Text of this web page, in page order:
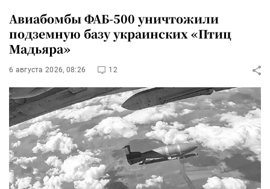
Авиабомбы ФАБ-500 уничтожили
подземную базу украинских «Птиц
Мадьяра»
6 августа 2026, 08:26 12